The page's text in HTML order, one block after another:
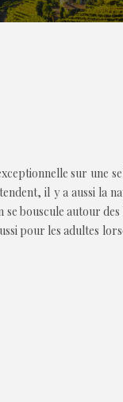
sur une
il y a aussi la
bouscule autour des
pour les adultes